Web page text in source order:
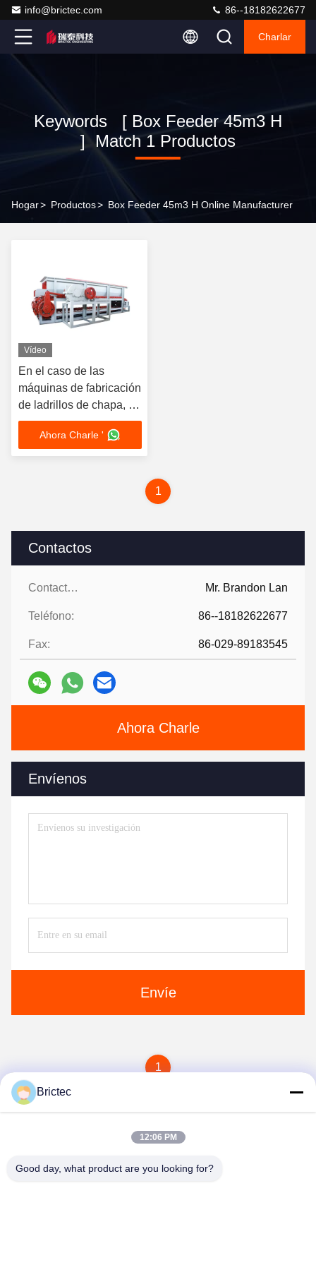
info@brictec.com 86--18182622677
Charlar
Keywords [ Box Feeder 45m3 H
] Match 1 Productos
Hogar> Productos> Box Feeder 45m3 H Online Manufacturer
Contactos
Contactos: Mr. Brandon Lan
Teléfono: 86--18182622677
Fax: 86-029-89183545
Ahora Charle
Envíenos
Envíe
Vídeo
En el caso de las
máquinas de fabricación
de ladrillos de chapa, se
utilizará un alimentador
de caja de 10 m3/h a 45
m3/h
Ahora Charle '
1
1
Brictec
12:06 PM
Good day, what product are you looking for?